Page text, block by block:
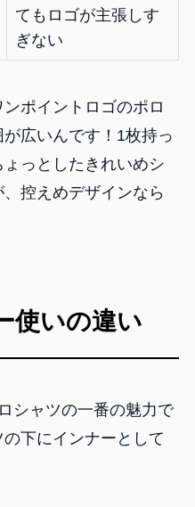
てもロゴが主張しす
ぎない
ポイントロゴのポロ
広いんです！1枚持っ
っとしたきれいめシ
控えめデザインなら
使いの違い
シャツの一番の魅力で
下にインナーとして